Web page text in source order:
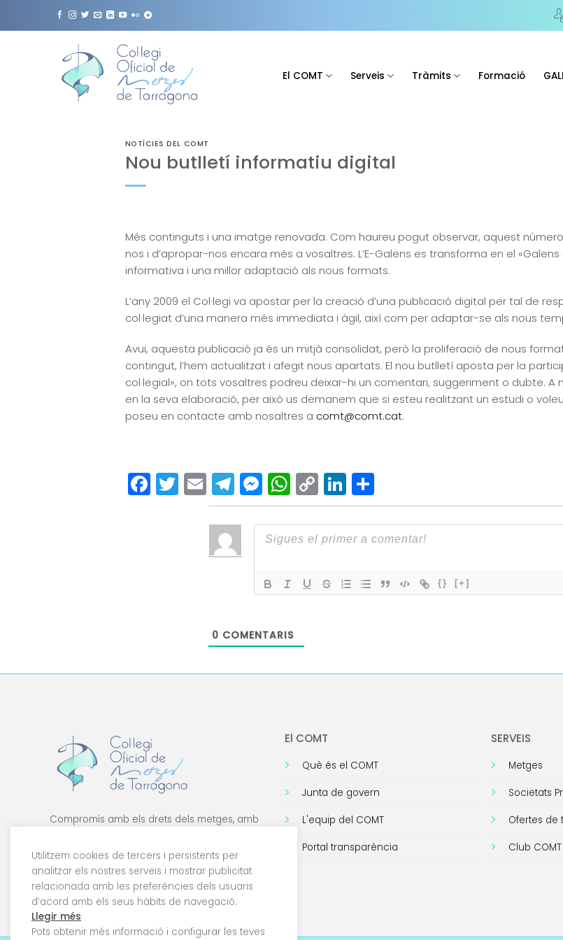
El COMT Serveis Tràmits Formació
NOTÍCIES DEL COMT
Nou butlletí informatiu digital
Més continguts i una imatge renovada. Com haureu pogut observar, aquest
nos i d’apropar-nos encara més a vosaltres. L’E-Galens es transforma en el
informativa i una millor adaptació als nous formats.
L’any 2009 el Col·legi va apostar per la creació d’una publicació digital per tal de
col·legiat d’una manera més immediata i àgil, així com per adaptar-se als nous
Avui, aquesta publicació ja és un mitjà consolidat, però la proliferació de nous
contingut, l’hem actualitzat i afegit nous apartats. El nou butlletí aposta per la
col·legial», on tots vosaltres podreu deixar-hi un comentari, suggeriment o dubte.
en la seva elaboració, per això us demanem que si esteu realitzant un estudi o
poseu en contacte amb nosaltres a comt@comt.cat.
Facebook
Twitter
EmailTelegram
Messenger
WhatsApp
Copy
Link
LinkedIn
Comparteix
{} [+]
0 COMENTARIS
Compromís amb els drets dels metges, amb
El COMT
Què és el COMT
Junta de govern
L'equip del COMT
Portal transparència
SERVEIS
Metges
Societats
Ofertes de
Club COMT
Utilitzem cookies de tercers i persistents per
analitzar els nostres serveis i mostrar publicitat
relacionada amb les preferències dels usuaris
d’acord amb els seus hàbits de navegació.
Llegir més
Pots obtenir més informació i configurar les teves